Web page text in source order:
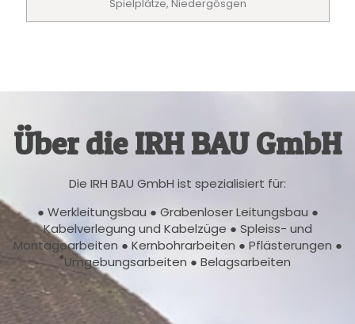
Spielplätze, Niedergösgen
Über die IRH BAU GmbH
Die IRH BAU GmbH ist spezialisiert für:
● Werkleitungsbau ● Grabenloser Leitungsbau ●
Kabelverlegung und Kabelzüge ● Spleiss- und
Montagearbeiten ● Kernbohrarbeiten ● Pflästerungen ●
Umgebungsarbeiten ● Belagsarbeiten